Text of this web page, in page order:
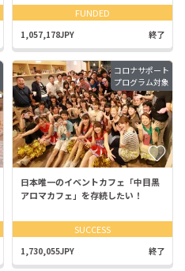
FUNDED
1,057,178JPY 終了
コロナサポート
プログラム対象
日本唯一のイベントカフェ「中目黒
アロマカフェ」を存続したい！
SUCCESS
1,730,055JPY 終了